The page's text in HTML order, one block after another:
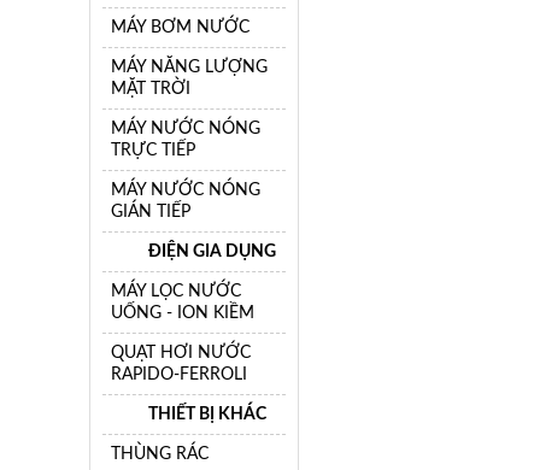
MÁY BƠM NƯỚC
MÁY NĂNG LƯỢNG
MẶT TRỜI
MÁY NƯỚC NÓNG
TRỰC TIẾP
MÁY NƯỚC NÓNG
GIÁN TIẾP
ĐIỆN GIA DỤNG
MÁY LỌC NƯỚC
UỐNG - ION KIỀM
QUẠT HƠI NƯỚC
RAPIDO-FERROLI
THIẾT BỊ KHÁC
THÙNG RÁC